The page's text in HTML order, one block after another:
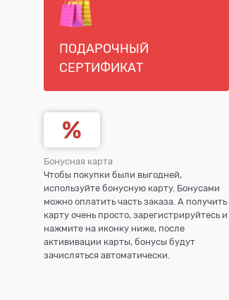
ПОДАРОЧНЫЙ
СЕРТИФИКАТ
Бонусная карта
Чтобы покупки были выгодней,
используйте бонусную карту. Бонусами
можно оплатить часть заказа. А получить
карту очень просто, зарегистрируйтесь и
нажмите на иконку ниже, после
актививации карты, бонусы будут
зачисляться автоматически.